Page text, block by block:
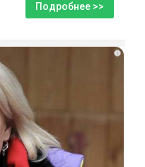
Подробнее >>
i